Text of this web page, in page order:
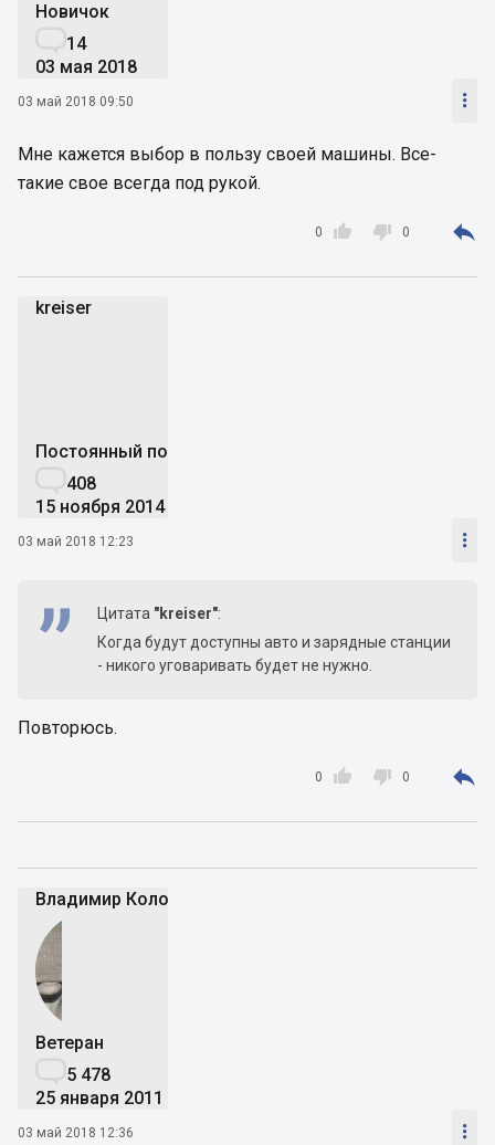
Новичок
14
03 мая 2018
03 май 2018 09:50 
Мне кажется выбор в пользу своей машины. Все-
такие свое всегда под рукой.

0  0 
kreiser
Постоянный пользователь
408
15 ноября 2014
03 май 2018 12:23 
Цитата "kreiser":
Когда будут доступны авто и зарядные станции
- никого уговаривать будет не нужно.
Повторюсь.

0  0 
Владимир Коломейко
Ветеран
5 478
25 января 2011
03 май 2018 12:36 